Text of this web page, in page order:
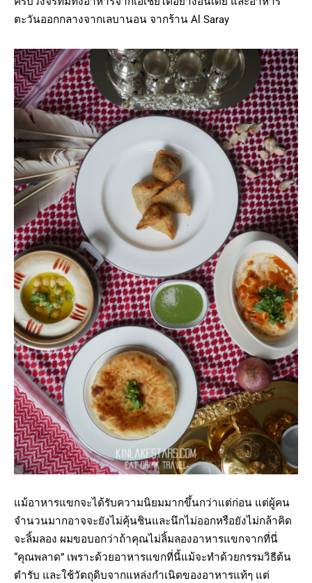
ตะวันออกกลางจากเลบานอน จากร้าน Al Saray
แม้อาหารแขกจะได้รับความนิยมมากขึ้นกว่าแต่ก่อน แต่ผู้คน
จำนวนมากอาจจะยังไม่คุ้นชินและนึกไม่ออกหรือยังไม่กล้าคิด
จะลิ้มลอง ผมขอบอกว่าถ้าคุณไม่ลิ้มลองอาหารแขกจากที่นี่
“คุณพลาด” เพราะด้วยอาหารแขกที่นี้แม้จะทำด้วยกรรมวิธีต้น
ตำรับ และใช้วัตถุดิบจากแหล่งกำเนิดของอาหารแท้ๆ แต่